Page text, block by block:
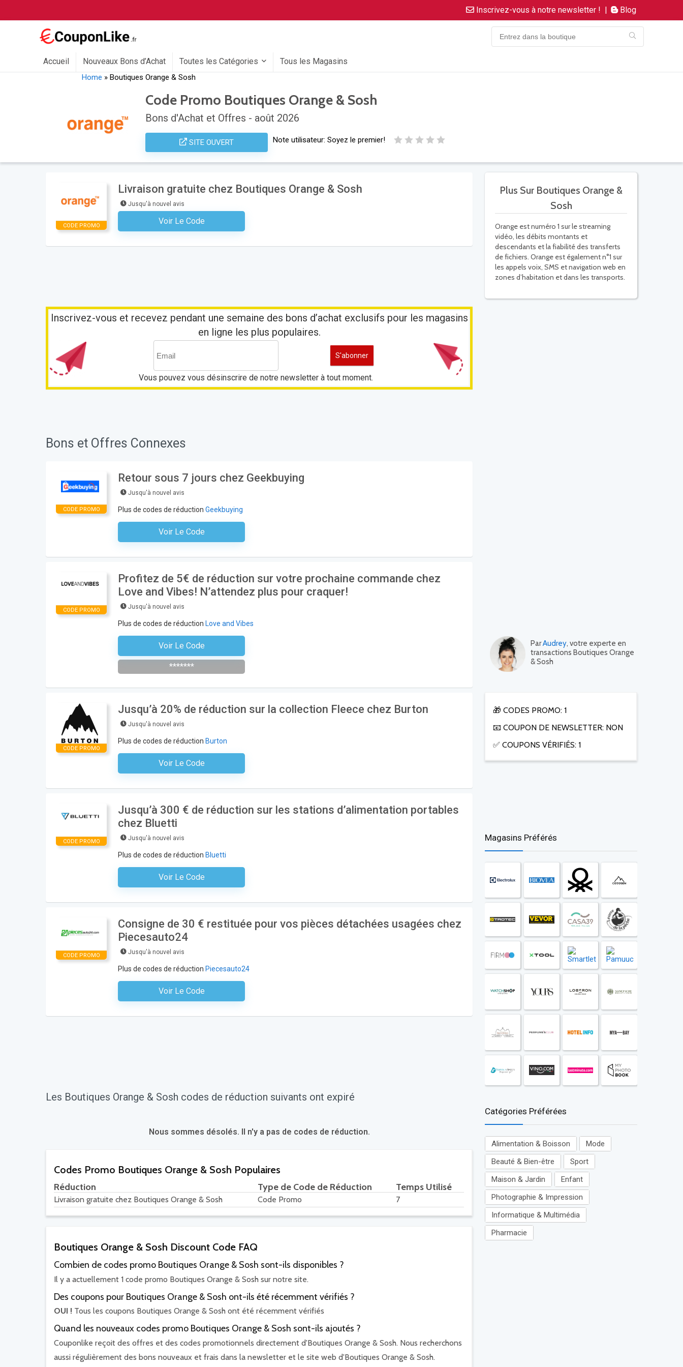
Inscrivez-vous à notre newsletter ! | Blog
Accueil Nouveaux Bons d’Achat Toutes les Catégories Tous les Magasins
Home »Boutiques Orange & Sosh
Code Promo Boutiques Orange & Sosh
Bons d'Achat et Offres - août 2026
SITE OUVERT Note utilisateur: Soyez le premier!
Plus Sur Boutiques Orange &
Sosh
Orange est numéro 1 sur le streaming
vidéo, les débits montants et
descendants et la fiabilité des transferts
de fichiers. Orange est également n°1 sur
les appels voix, SMS et navigation web en
zones d’habitation et dans les transports.
ParAudrey, votre experte en
transactions Boutiques Orange
& Sosh
🎁 CODES PROMO: 1
📧 COUPON DE NEWSLETTER: NON
✅ COUPONS VÉRIFIÉS: 1
Magasins Préférés
Catégories Préférées
Alimentation & Boisson
Mode
Beauté & Bien-être
Sport
Maison & Jardin
Enfant
Photographie & Impression
Informatique & Multimédia
Pharmacie
CODE PROMO
Livraison gratuite chez Boutiques Orange & Sosh
Jusqu'à nouvel avis
Voir Le Code
Aucun Code N'est Nécessaire
Inscrivez-vous et recevez pendant une semaine des bons d’achat exclusifs pour les magasins
en ligne les plus populaires.
Vous pouvez vous désinscrire de notre newsletter à tout moment.
Bons et Offres Connexes
CODE PROMO
Retour sous 7 jours chez Geekbuying
Jusqu'à nouvel avis
Plus de codes de réduction Geekbuying
Voir Le Code
Aucun Code N'est Nécessaire
CODE PROMO
Profitez de 5€ de réduction sur votre prochaine commande chez
Love and Vibes! N’attendez plus pour craquer!
Jusqu'à nouvel avis
Plus de codes de réduction Love and Vibes
Voir Le Code
S'abonner À La Newsletter De La Boutique
*******
CODE PROMO
Jusqu’à 20% de réduction sur la collection Fleece chez Burton
Jusqu'à nouvel avis
Plus de codes de réduction Burton
Voir Le Code
Aucun Code N'est Nécessaire
CODE PROMO
Jusqu’à 300 € de réduction sur les stations d’alimentation portables
chez Bluetti
Jusqu'à nouvel avis
Plus de codes de réduction Bluetti
Voir Le Code
Aucun Code N'est Nécessaire
CODE PROMO
Consigne de 30 € restituée pour vos pièces détachées usagées chez
Piecesauto24
Jusqu'à nouvel avis
Plus de codes de réduction Piecesauto24
Voir Le Code
Aucun Code N'est Nécessaire
Les Boutiques Orange & Sosh codes de réduction suivants ont expiré
Nous sommes désolés. Il n'y a pas de codes de réduction.
Codes Promo Boutiques Orange & Sosh Populaires
Réduction Type de Code de Réduction Temps Utilisé
Livraison gratuite chez Boutiques Orange & Sosh Code Promo 7
Boutiques Orange & Sosh Discount Code FAQ
Combien de codes promo Boutiques Orange & Sosh sont-ils disponibles ?
Il y a actuellement 1 code promo Boutiques Orange & Sosh sur notre site.
Des coupons pour Boutiques Orange & Sosh ont-ils été récemment vérifiés ?
OUI ! Tous les coupons Boutiques Orange & Sosh ont été récemment vérifiés
Quand les nouveaux codes promo Boutiques Orange & Sosh sont-ils ajoutés ?
Couponlike reçoit des offres et des codes promotionnels directement d'Boutiques Orange & Sosh. Nous recherchons
aussi régulièrement des bons nouveaux et frais dans la newsletter et le site web d'Boutiques Orange & Sosh.